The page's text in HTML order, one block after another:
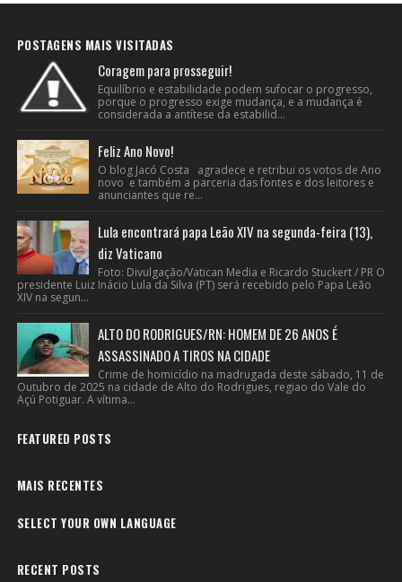
POSTAGENS MAIS VISITADAS
Coragem para prosseguir!
Equilíbrio e estabilidade podem sufocar o progresso,
porque o progresso exige mudança, e a mudança é
considerada a antítese da estabilid...
Feliz Ano Novo!
O blog Jacó Costa agradece e retribui os votos de Ano
novo e também a parceria das fontes e dos leitores e
anunciantes que re...
Lula encontrará papa Leão XIV na segunda-feira (13),
diz Vaticano
Foto: Divulgação/Vatican Media e Ricardo Stuckert / PR O
presidente Luiz Inácio Lula da Silva (PT) será recebido pelo Papa Leão
XIV na segun...
ALTO DO RODRIGUES/RN: HOMEM DE 26 ANOS É
ASSASSINADO A TIROS NA CIDADE
Crime de homicídio na madrugada deste sábado, 11 de
Outubro de 2025 na cidade de Alto do Rodrigues, regiao do Vale do
Açú Potiguar. A vítima...
FEATURED POSTS
MAIS RECENTES
SELECT YOUR OWN LANGUAGE
RECENT POSTS